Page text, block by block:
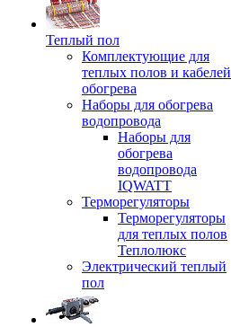
Теплый пол
Комплектующие для
теплых полов и кабелей
обогрева
Наборы для обогрева
водопровода
Наборы для
обогрева
водопровода
IQWATT
Терморегуляторы
Терморегуляторы
для теплых полов
Теплолюкс
Электрический теплый
пол